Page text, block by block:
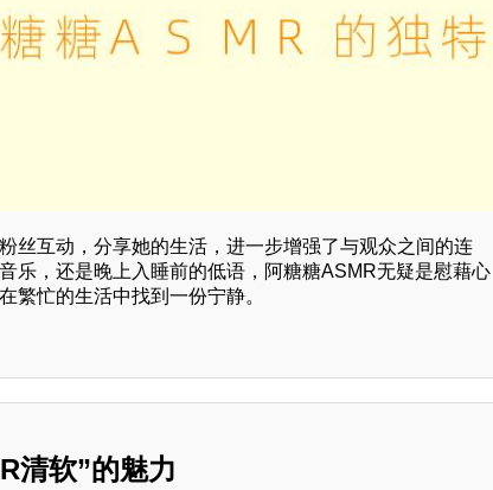
丝互动，分享她的生活，进一步增强了与观众之间的连
乐，还是晚上入睡前的低语，阿糖糖ASMR无疑是慰藉心
繁忙的生活中找到一份宁静。
清软”的魅力